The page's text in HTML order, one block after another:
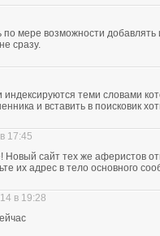
мере возможности
сразу.
индексируются теми словами
и вставить в поисковик
17:45
Новый сайт тех же аферистов
их адрес в тело основного
в 19:28